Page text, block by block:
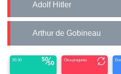
Adolf Hitler
Arthur de Gobineau
50-50 Otra pregunta